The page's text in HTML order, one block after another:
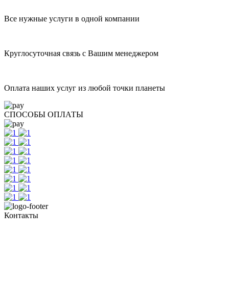
Все нужные услуги в одной компании
Круглосуточная связь с Вашим менеджером
Оплата наших услуг из любой точки планеты
СПОСОБЫ ОПЛАТЫ
Контакты